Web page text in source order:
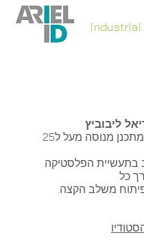
industrial
ליבוביץ
מעצב / מתכנן מנוסה מעל ל25
בתעשיית הפלסטיקה
כל